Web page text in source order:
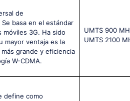
de
basa en el estándar
móviles 3G. Ha sido
mayor ventaja es la
grande y eficiencia
W-CDMA.
UМТS 900
UМТS 2100
define como